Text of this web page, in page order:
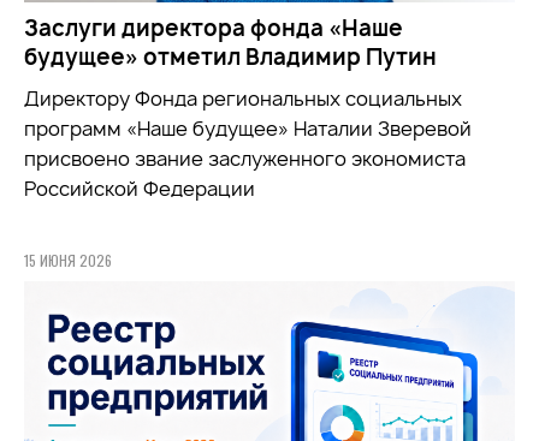
Заслуги директора фонда «Наше
будущее» отметил Владимир Путин
Директору Фонда региональных социальных
программ «Наше будущее» Наталии Зверевой
присвоено звание заслуженного экономиста
Российской Федерации
15 ИЮНЯ 2026